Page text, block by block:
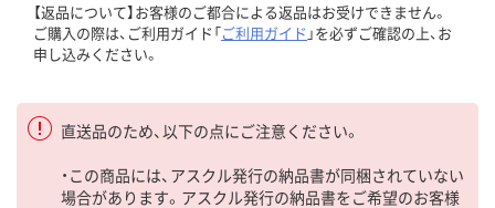
【返品について】お客様のご都合による返品はお受けできません。
ご購入の際は、ご利用ガイド「ご利用ガイド 」を必ずご確認の上、お
申し込みください。
直送品のため、以下の点にご注意ください。
・この商品には、アスクル発行の納品書が同梱されていない
場合があります。アスクル発行の納品書をご希望のお客様